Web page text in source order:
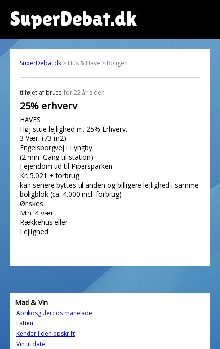
SuperDebat.dk
SuperDebat.dk > Hus & Have > Boligen
tilføjet af bruce for 22 år siden
25% erhverv
HAVES
Høj stue lejlighed m. 25% Erhverv.
3 Vær. (73 m2)
Engelsborgvej i Lyngby
(2 min. Gang til station)
I ejendom ud til Pipersparken
Kr. 5.021 + forbrug
kan senere byttes til anden og billigere lejlighed i samme
boligblok (ca. 4.000 incl. forbrug)
Ønskes
Min. 4 vær.
Rækkehus eller
Lejlighed
Mad & Vin
Abrikosgulerods manelade
I aften
Kender I den opskrift
Vin til date